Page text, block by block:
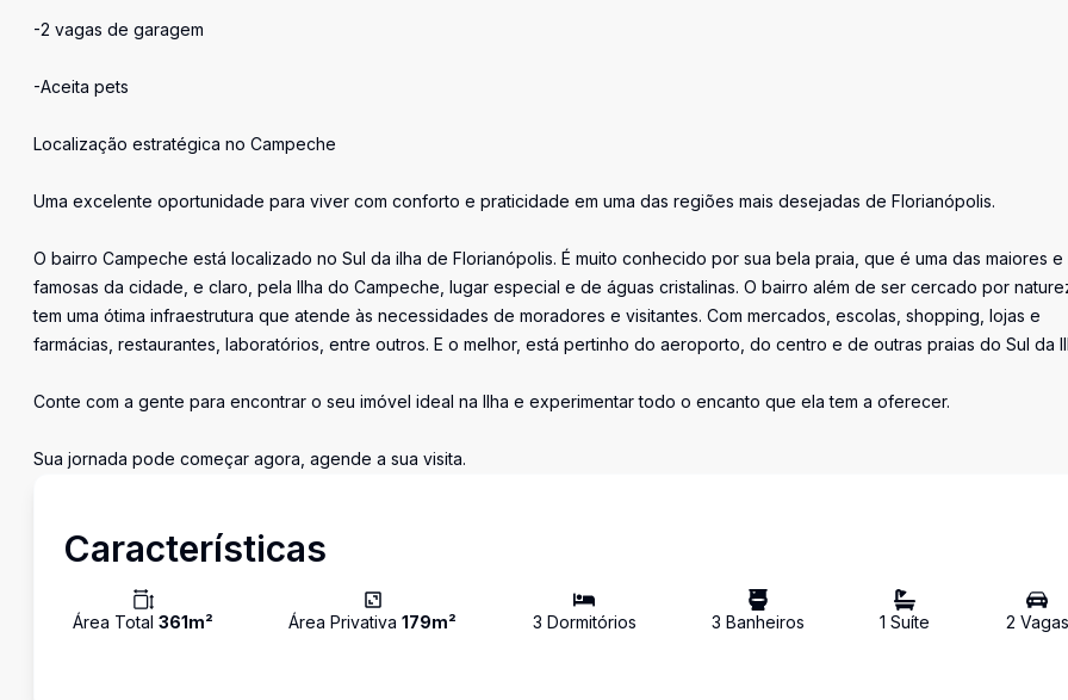
-2 vagas de garagem
-Aceita pets
Localização estratégica no Campeche
Uma excelente oportunidade para viver com conforto e praticidade em uma das regiões mais desejadas de Florianópolis.
O bairro Campeche está localizado no Sul da ilha de Florianópolis. É muito conhecido por sua bela praia, que é uma das maiores e
famosas da cidade, e claro, pela Ilha do Campeche, lugar especial e de águas cristalinas. O bairro além de ser cercado por
tem uma ótima infraestrutura que atende às necessidades de moradores e visitantes. Com mercados, escolas, shopping, lojas e
farmácias, restaurantes, laboratórios, entre outros. E o melhor, está pertinho do aeroporto, do centro e de outras praias do Sul da
Conte com a gente para encontrar o seu imóvel ideal na Ilha e experimentar todo o encanto que ela tem a oferecer.
Sua jornada pode começar agora, agende a sua visita.
Características
Área Total 361m² Área Privativa179m² 3 Dormitórios 3 Banheiros 1 Suíte 2 Vagas